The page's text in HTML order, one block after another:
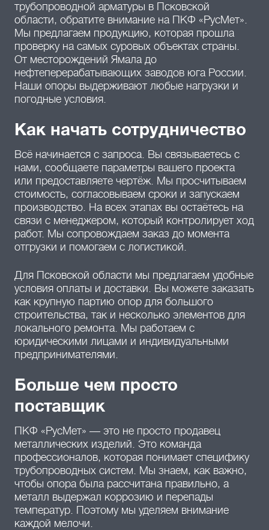
трубопроводной арматуры в Псковской
области, обратите внимание на ПКФ «РусМет».
Мы предлагаем продукцию, которая прошла
проверку на самых суровых объектах страны.
От месторождений Ямала до
нефтеперерабатывающих заводов юга России.
Наши опоры выдерживают любые нагрузки и
погодные условия.
Как начать сотрудничество
Всё начинается с запроса. Вы связываетесь с
нами, сообщаете параметры вашего проекта
или предоставляете чертёж. Мы просчитываем
стоимость, согласовываем сроки и запускаем
производство. На всех этапах вы остаётесь на
связи с менеджером, который контролирует ход
работ. Мы сопровождаем заказ до момента
отгрузки и помогаем с логистикой.
Для Псковской области мы предлагаем удобные
условия оплаты и доставки. Вы можете заказать
как крупную партию опор для большого
строительства, так и несколько элементов для
локального ремонта. Мы работаем с
юридическими лицами и индивидуальными
предпринимателями.
Больше чем просто
поставщик
ПКФ «РусМет» — это не просто продавец
металлических изделий. Это команда
профессионалов, которая понимает специфику
трубопроводных систем. Мы знаем, как важно,
чтобы опора была рассчитана правильно, а
металл выдержал коррозию и перепады
температур. Поэтому мы уделяем внимание
каждой мелочи.